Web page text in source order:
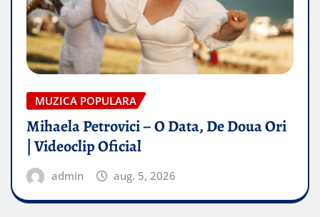
MUZICA POPULARA
Mihaela Petrovici – O Data, De Doua Ori
| Videoclip Oficial
admin aug. 5, 2026